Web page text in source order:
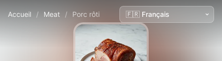
Accueil / Meat / Porc rôti